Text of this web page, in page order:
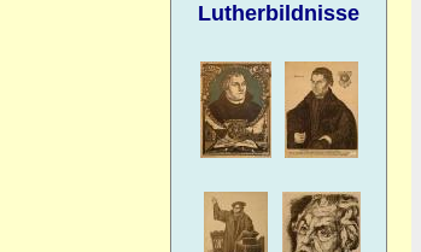
Lutherbildnisse